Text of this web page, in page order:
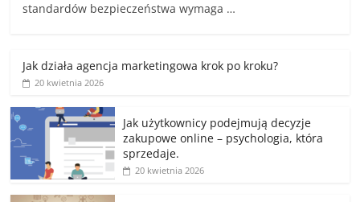
standardów bezpieczeństwa wymaga …
Jak działa agencja marketingowa krok po kroku?
20 kwietnia 2026
Jak użytkownicy podejmują decyzje
zakupowe online – psychologia, która
sprzedaje.
20 kwietnia 2026